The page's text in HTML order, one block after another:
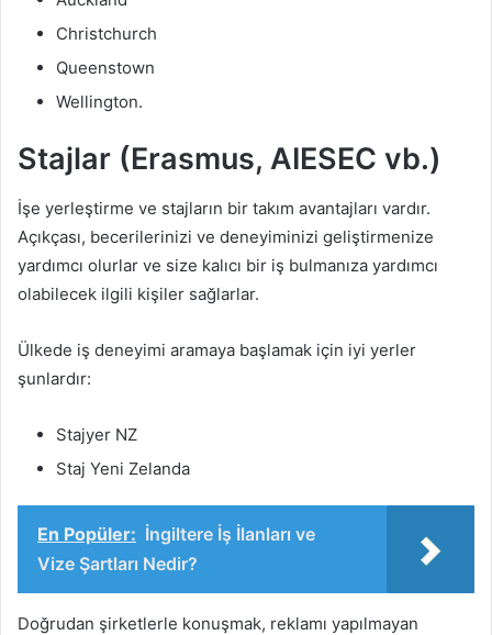
Christchurch
Queenstown
Wellington.
Stajlar (Erasmus, AIESEC vb.)
İşe yerleştirme ve stajların bir takım avantajları vardır.
Açıkçası, becerilerinizi ve deneyiminizi geliştirmenize
yardımcı olurlar ve size kalıcı bir iş bulmanıza yardımcı
olabilecek ilgili kişiler sağlarlar.
Ülkede iş deneyimi aramaya başlamak için iyi yerler
şunlardır:
Stajyer NZ
Staj Yeni Zelanda
En Popüler: İngiltere İş İlanları ve
Vize Şartları Nedir?
Doğrudan şirketlerle konuşmak, reklamı yapılmayan